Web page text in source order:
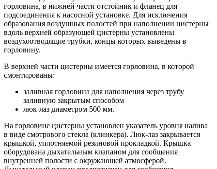
горловина, в нижней части отстойник и фланец для
подсоединения к насосной установке. Для исключения
образования воздушных полостей при наполнении цистерны
вдоль верхней образующей цистерны установлены
воздухоотводящие трубки, концы которых выведены в
горловину.
В верхней части цистерны имеется горловина, в которой
смонтированы:
заливная горловина для наполнения через трубу
заливную закрытым способом
люк-лаз диаметром 500 мм.
На горловине цистерны установлен указатель уровня налива
в виде смотрового стекла (клинкера). Люк-лаз закрывается
крышкой, уплотняемой резиновой прокладкой. Крышка
оборудована дыхательным клапаном для сообщения
внутренней полости с окружающей атмосферой.